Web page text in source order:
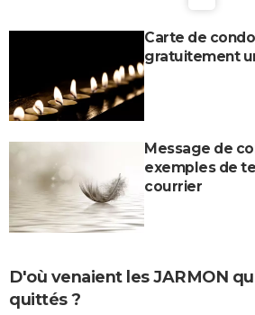
Carte de
gratuitement
Message de
exemples de
courrier
D'où venaient les JARMON
quittés ?